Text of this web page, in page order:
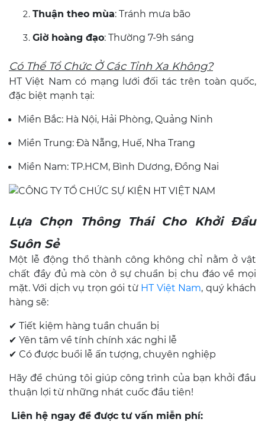
Thuận theo mùa: Tránh mưa bão
Giờ hoàng đạo: Thường 7-9h sáng
Có Thể Tổ Chức Ở Các Tỉnh Xa Không?
HT Việt Nam có mạng lưới đối tác trên toàn quốc,
đặc biệt mạnh tại:
Miền Bắc: Hà Nội, Hải Phòng, Quảng Ninh
Miền Trung: Đà Nẵng, Huế, Nha Trang
Miền Nam: TP.HCM, Bình Dương, Đồng Nai
Lựa Chọn Thông Thái Cho Khởi Đầu
Suôn Sẻ
Một lễ động thổ thành công không chỉ nằm ở vật
chất đầy đủ mà còn ở sự chuẩn bị chu đáo về mọi
mặt. Với dịch vụ trọn gói từ HT Việt Nam, quý khách
hàng sẽ:
✔ Tiết kiệm hàng tuần chuẩn bị
✔ Yên tâm về tính chính xác nghi lễ
✔ Có được buổi lễ ấn tượng, chuyên nghiệp
Hãy để chúng tôi giúp công trình của bạn khởi đầu
thuận lợi từ những nhát cuốc đầu tiên!
Liên hệ ngay để được tư vấn miễn phí: